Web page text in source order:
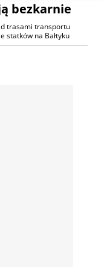
bezkarnie
trasami transportu
statków na Bałtyku